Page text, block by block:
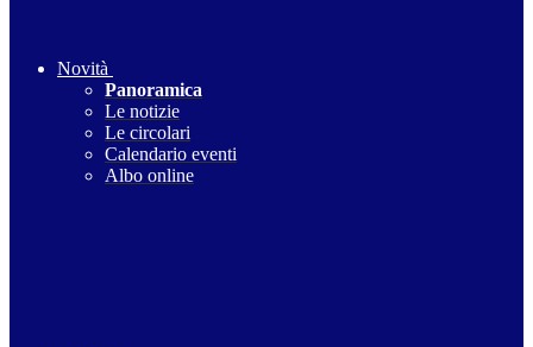
Novità
Panoramica
Le notizie
Le circolari
Calendario eventi
Albo online